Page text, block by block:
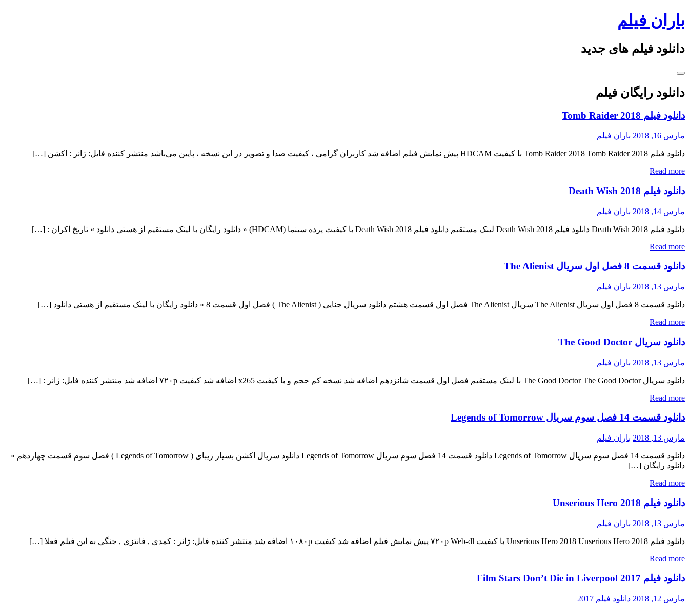
Skip
to
content
باران فیلم
دانلود فیلم های جدید
دانلود رایگان فیلم
دانلود فیلم Tomb Raider 2018
مارس 16, 2018 باران فیلم
دانلود فیلم Tomb Raider 2018 Tomb Raider 2018 با کیفیت HDCAM پیش نمایش فیلم اضافه شد کاربران گرامی ، کیفیت صدا و تصویر در این نسخه ، پایین می‌باشد منتشر کننده فایل: ژانر : اکشن […]
Read more
دانلود فیلم Death Wish 2018
مارس 14, 2018 باران فیلم
دانلود فیلم Death Wish 2018 دانلود فیلم Death Wish 2018 لینک مستقیم دانلود فیلم Death Wish 2018 با کیفیت پرده سینما (HDCAM) « دانلود رایگان با لینک مستقیم از هستی دانلود » تاریخ اکران : […]
Read more
دانلود قسمت 8 فصل اول سریال The Alienist
مارس 13, 2018 باران فیلم
دانلود قسمت 8 فصل اول سریال The Alienist سریال The Alienist فصل اول قسمت هشتم دانلود سریال جنایی ( The Alienist ) فصل اول قسمت 8 « دانلود رایگان با لینک مستقیم از هستی دانلود […]
Read more
دانلود سریال The Good Doctor
مارس 13, 2018 باران فیلم
دانلود سریال The Good Doctor The Good Doctor با لینک مستقیم فصل اول قسمت شانزدهم اضافه شد نسخه کم حجم و با کیفیت x265 اضافه شد کیفیت ۷۲۰p اضافه شد منتشر کننده فایل: ژانر : […]
Read more
دانلود قسمت 14 فصل سوم سریال Legends of Tomorrow
مارس 13, 2018 باران فیلم
دانلود قسمت 14 فصل سوم سریال Legends of Tomorrow دانلود قسمت 14 فصل سوم سریال Legends of Tomorrow دانلود سریال اکشن بسیار زیبای ( Legends of Tomorrow ) فصل سوم قسمت چهاردهم «
دانلود رایگان […]
Read more
دانلود فیلم Unserious Hero 2018
مارس 13, 2018 باران فیلم
دانلود فیلم Unserious Hero 2018 Unserious Hero 2018 با کیفیت ۷۲۰p Web-dl پیش نمایش فیلم اضافه شد کیفیت ۱۰۸۰p اضافه شد منتشر کننده فایل: ژانر : کمدی , فانتزی , جنگی به این فیلم فعلا […]
Read more
دانلود فیلم Film Stars Don’t Die in Liverpool 2017
مارس 12, 2018 دانلود فیلم 2017